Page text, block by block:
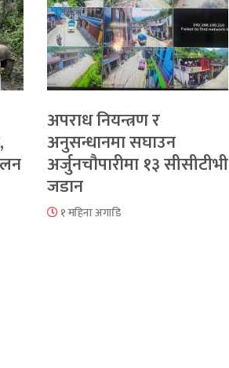
अपराध नियन्त्रण र
अनुसन्धानमा सघाउन
अर्जुनचौपारीमा १३ सीसीटीभी
जडान
१ महिना अगाडि